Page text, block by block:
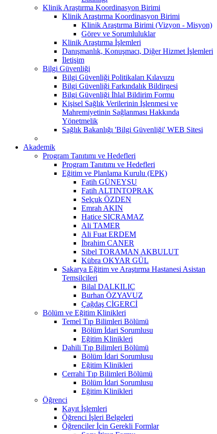
Klinik Araştırma Koordinasyon Birimi
Klinik Araştırma Koordinasyon Birimi
Klinik Araştırma Birimi (Vizyon - Misyon)
Görev ve Sorumluluklar
Klinik Araştırma İşlemleri
Danışmanlık, Konuşmacı, Diğer Hizmet İşlemleri
İletişim
Bilgi Güvenliği
Bilgi Güvenliği Politikaları Kılavuzu
Bilgi Güvenliği Farkındalık Bildirgesi
Bilgi Güvenliği İhlal Bildirim Formu
Kişisel Sağlık Verilerinin İşlenmesi ve
Mahremiyetinin Sağlanması Hakkında
Yönetmelik
Sağlık Bakanlığı 'Bilgi Güvenliği' WEB Sitesi
Akademik
Program Tanıtımı ve Hedefleri
Program Tanıtımı ve Hedefleri
Eğitim ve Planlama Kurulu (EPK)
Fatih GÜNEYSU
Fatih ALTINTOPRAK
Selçuk ÖZDEN
Emrah AKIN
Hatice SIÇRAMAZ
Ali TAMER
Ali Fuat ERDEM
İbrahim CANER
Sibel TORAMAN AKBULUT
Kübra OKYAR GÜL
Sakarya Eğitim ve Araştırma Hastanesi Asistan
Temsilcileri
Bilal DALKILIÇ
Burhan ÖZYAVUZ
Çağdaş CİGERCİ
Bölüm ve Eğitim Klinikleri
Temel Tıp Bilimleri Bölümü
Bölüm İdari Sorumlusu
Eğitim Klinikleri
Dahili Tıp Bilimleri Bölümü
Bölüm İdari Sorumlusu
Eğitim Klinikleri
Cerrahi Tıp Bilimleri Bölümü
Bölüm İdari Sorumlusu
Eğitim Klinikleri
Öğrenci
Kayıt İşlemleri
Öğrenci İşleri Belgeleri
Öğrenciler İçin Gerekli Formlar